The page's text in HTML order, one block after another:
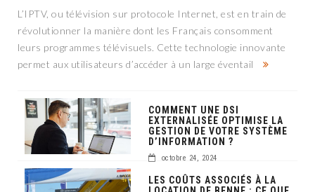
L’IPTV, ou télévision sur protocole Internet, est en train de
révolutionner la manière dont les Français consomment
leurs programmes télévisuels. Cette technologie innovante
permet aux utilisateurs d’accéder à un large éventail
COMMENT UNE DSI
EXTERNALISÉE OPTIMISE LA
GESTION DE VOTRE SYSTÈME
D’INFORMATION ?
octobre 24, 2024
LES COÛTS ASSOCIÉS À LA